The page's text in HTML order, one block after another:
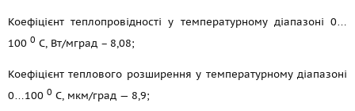
Коефіцієнт теплопровідності у температурному діапазоні 0…
100 0 С, Вт/мград – 8,08;
Коефіцієнт теплового розширення у температурному діапазоні
0…100 0 С, мкм/град — 8,9;